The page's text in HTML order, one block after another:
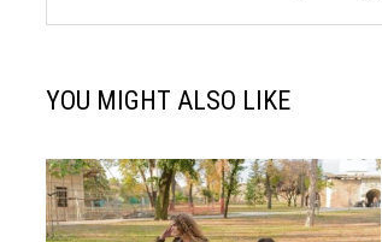
YOU MIGHT ALSO LIKE